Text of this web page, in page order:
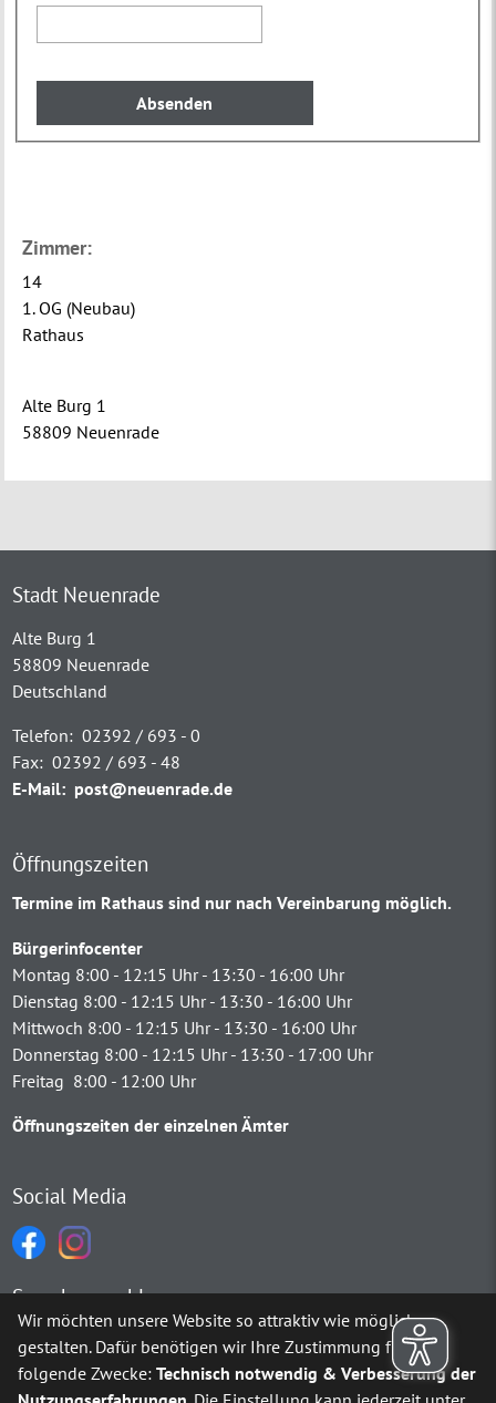
Zimmer:
14
1. OG (Neubau)
Rathaus
Alte Burg 1
58809 Neuenrade
Stadt Neuenrade
Alte Burg 1
58809 Neuenrade
Deutschland
Telefon: 02392 / 693 - 0
Fax: 02392 / 693 - 48
E-Mail: post@neuenrade.de
Öffnungszeiten
Termine im Rathaus sind nur nach Vereinbarung möglich.
Bürgerinfocenter
Montag 8:00 - 12:15 Uhr - 13:30 - 16:00 Uhr
Dienstag 8:00 - 12:15 Uhr - 13:30 - 16:00 Uhr
Mittwoch 8:00 - 12:15 Uhr - 13:30 - 16:00 Uhr
Donnerstag 8:00 - 12:15 Uhr - 13:30 - 17:00 Uhr
Freitag 8:00 - 12:00 Uhr
Öffnungszeiten der einzelnen Ämter
Social Media
Sprachauswahl
Möchten Sie vonGoogle Translate bereitgestellte externe
Wir möchten unsere Website so attraktiv wie möglich
gestalten. Dafür benötigen wir Ihre Zustimmung für
folgende Zwecke:Technisch notwendig & Verbesserung der